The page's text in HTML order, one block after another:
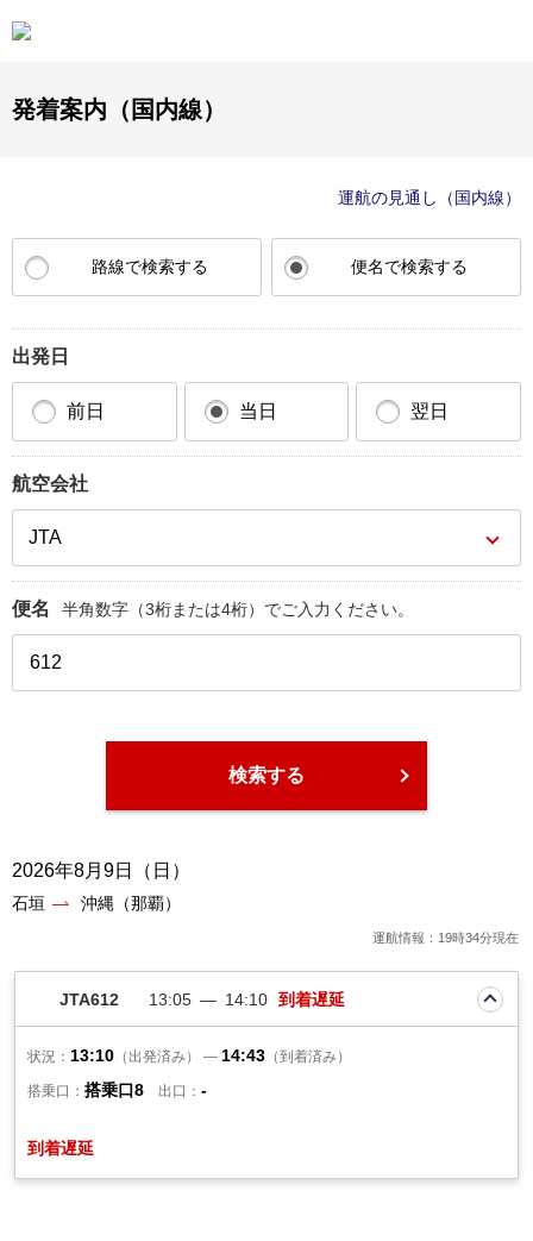
発着案内（国内線）
運航の見通し（国内線）
路線で検索する 便名で検索する
出発日
前日 当日 翌日
航空会社
便名 半角数字（3桁または4桁）でご入力ください。
検索する
2026年8月9日（日）
石垣 沖縄（那覇）
運航情報：19時34分現在
JTA612 13:05 14:10 到着遅延
状況： 13:10 （出発済み） — 14:43 （到着済み）
搭乗口： 搭乗口8 出口： -
到着遅延